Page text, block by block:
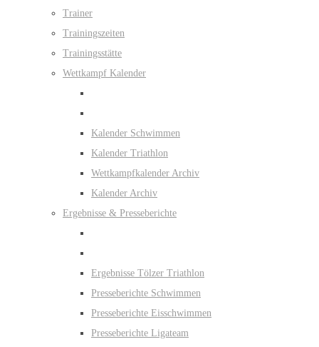
Trainer
Trainingszeiten
Trainingsstätte
Wettkampf Kalender
Kalender Schwimmen
Kalender Triathlon
Wettkampfkalender Archiv
Kalender Archiv
Ergebnisse & Presseberichte
Ergebnisse Tölzer Triathlon
Presseberichte Schwimmen
Presseberichte Eisschwimmen
Presseberichte Ligateam